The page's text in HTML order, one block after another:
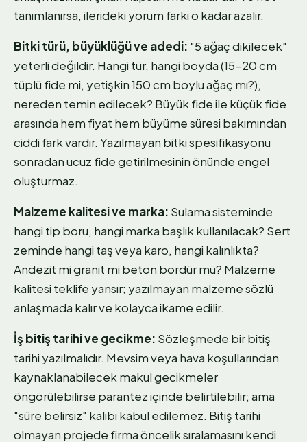
tanımlanırsa, ilerideki yorum farkı o kadar azalır.
Bitki türü, büyüklüğü ve adedi: "5 ağaç dikilecek"
yeterli değildir. Hangi tür, hangi boyda (15-20 cm
tüplü fide mi, yetişkin 150 cm boylu ağaç mı?),
nereden temin edilecek? Büyük fide ile küçük fide
arasında hem fiyat hem büyüme süresi bakımından
ciddi fark vardır. Yazılmayan bitki spesifikasyonu
sonradan ucuz fide getirilmesinin önünde engel
oluşturmaz.
Malzeme kalitesi ve marka: Sulama sisteminde
hangi tip boru, hangi marka başlık kullanılacak? Sert
zeminde hangi taş veya karo, hangi kalınlıkta?
Andezit mi granit mi beton bordür mü? Malzeme
kalitesi teklife yansır; yazılmayan malzeme sözlü
anlaşmada kalır ve kolayca ikame edilir.
İş bitiş tarihi ve gecikme: Sözleşmede bir bitiş
tarihi yazılmalıdır. Mevsim veya hava koşullarından
kaynaklanabilecek makul gecikmeler
öngörülebilirse parantez içinde belirtilebilir; ama
"süre belirsiz" kalıbı kabul edilemez. Bitiş tarihi
olmayan projede firma öncelik sıralamasını kendi